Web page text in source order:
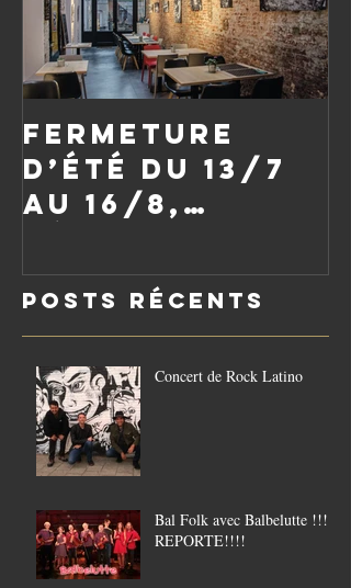
Fermeture
d’été du 13/7
au 16/8,
le vendredi
21/8
Posts Récents
Concert de Rock Latino
Bal Folk avec Balbelutte !!!!
REPORTE!!!!